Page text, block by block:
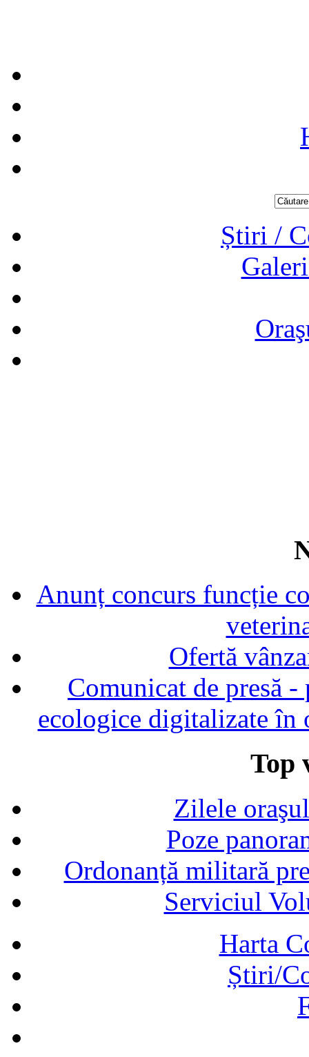
Știri /
Anunț concurs funcție
Ofertă
Comunicat de presă
ecologice digitalizate în
Top
Zilele
Poze
Ordonanță militară
Serviciul
Harta
Știri/